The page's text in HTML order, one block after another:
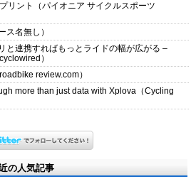
リント（パイオニア サイクルスポーツ
名無し）
連携すればもっとライドの幅が広がる –
）
review.com）
more than just data with Xplova（Cycling
の人気記事